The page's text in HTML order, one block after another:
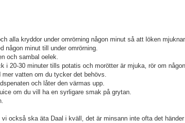
alla kryddor under omrörning någon minut så att löken
någon minut till under omrörning.
och sambal oelek.
i 20-30 minuter tills potatis och morötter är mjuka, rör om någon
vatten om du tycker det behövs.
och låter den värmas upp.
om du vill ha en syrligare smak på grytan.
också ska äta Daal i kväll, det är minsann inte ofta det händer